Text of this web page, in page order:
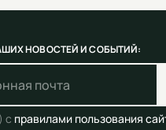
НОВОСТЕЙ И СОБЫТИЙ:
с правилами пользования